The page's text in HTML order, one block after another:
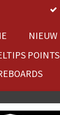
NIEUW
POINTS